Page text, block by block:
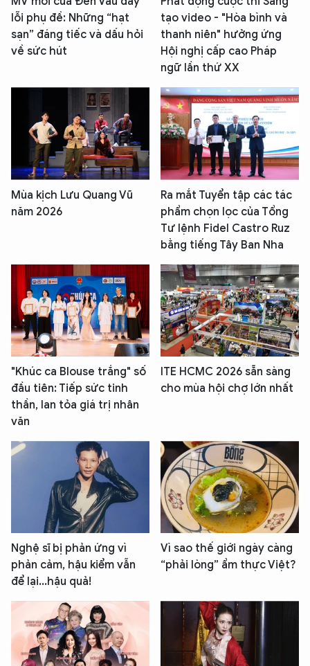
lỗi phụ đề: Những “hạt
sạn” đáng tiếc và dấu hỏi
về sức hút
tạo video - "Hòa bình và
thanh niên" hưởng ứng
Hội nghị cấp cao Pháp
ngữ lần thứ XX
Mùa kịch Lưu Quang Vũ
năm 2026
Ra mắt Tuyển tập các tác
phẩm chọn lọc của Tổng
Tư lệnh Fidel Castro Ruz
bằng tiếng Tây Ban Nha
"Khúc ca Blouse trắng" số
đầu tiên: Tiếp sức tinh
thần, lan tỏa giá trị nhân
văn
ITE HCMC 2026 sẵn sàng
cho mùa hội chợ lớn nhất
Nghệ sĩ bị phản ứng vì
phản cảm, hậu kiểm vẫn
để lại...hậu quả!
Vì sao thế giới ngày càng
“phải lòng” ẩm thực Việt?